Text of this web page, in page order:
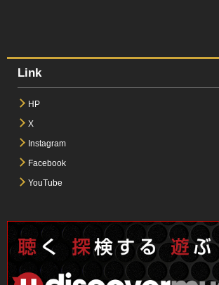
Link
HP
X
Instagram
Facebook
YouTube